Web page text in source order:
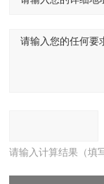
请输入计算结果（填